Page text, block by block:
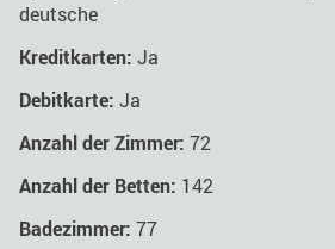
deutsche
Kreditkarten: Ja
Debitkarte: Ja
Anzahl der Zimmer: 72
Anzahl der Betten: 142
Badezimmer: 77